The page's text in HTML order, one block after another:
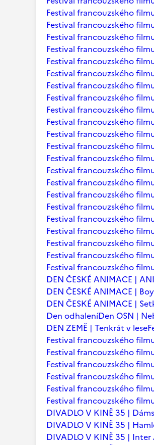
Festival francouzského
Festival francouzského
Festival francouzského
Festival francouzského
Festival francouzského
Festival francouzského
Festival francouzského
Festival francouzského
Festival francouzského
Festival francouzského
Festival francouzského
Festival francouzského
Festival francouzského
Festival francouzského
Festival francouzského
Festival francouzského
Festival francouzského
Festival francouzského
Festival francouzského
Festival francouzského
Festival francouzského
Festival francouzského
DEN ČESKÉ ANIMACE |
DEN ČESKÉ ANIMACE |
DEN ČESKÉ ANIMACE |
Den odhaleníDen OSN |
DEN ZEMĚ | Tenkrát v lese
Festival francouzského
Festival francouzského
Festival francouzského
Festival francouzského
Festival francouzského
Festival francouzského
DIVADLO V KINĚ 35 |
DIVADLO V KINĚ 35 |
DIVADLO V KINĚ 35 | Inter